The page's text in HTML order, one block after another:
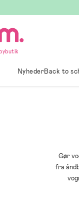
NyhederBack to
Gør
fra